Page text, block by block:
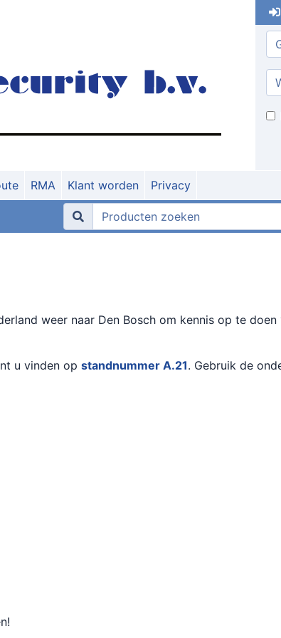
RMA Klant worden Privacy
weer naar Den Bosch om kennis op te
u vinden op standnummer A.21. Gebruik de